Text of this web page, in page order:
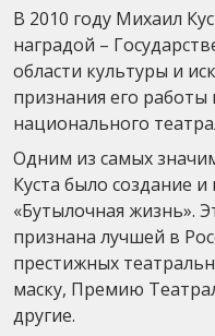
В 2010 году Михаил
наградой –
области культуры и
признания его работы
национального
Одним из самых
Куста было создание и
«Бутылочная жизнь».
признана лучшей в
престижных
маску, Премию
другие.